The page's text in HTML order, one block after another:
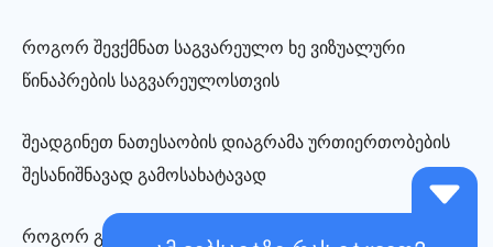
როგორ შევქმნათ საგვარეულო ხე ვიზუალური
წინაპრების საგვარეულოსთვის
შეადგინეთ ნათესაობის დიაგრამა ურთიერთობების
შესანიშნავად გამოსახატავად
როგორ გავაკეთოთ თევზის ძვლის დიაგრამა: